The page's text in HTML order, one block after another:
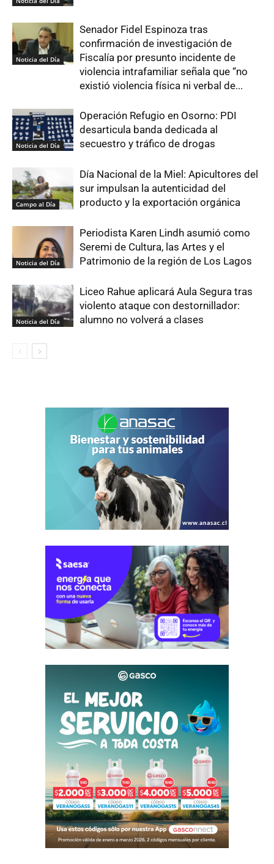
Noticia del Día
Senador Fidel Espinoza tras
confirmación de investigación de
Fiscalía por presunto incidente de
violencia intrafamiliar señala que “no
existió violencia física ni verbal de...
Noticia del Día
Operación Refugio en Osorno: PDI
desarticula banda dedicada al
secuestro y tráfico de drogas
Campo al Día
Día Nacional de la Miel: Apicultores del
sur impulsan la autenticidad del
producto y la exportación orgánica
Noticia del Día
Periodista Karen Lindh asumió como
Seremi de Cultura, las Artes y el
Patrimonio de la región de Los Lagos
Noticia del Día
Liceo Rahue aplicará Aula Segura tras
violento ataque con destornillador:
alumno no volverá a clases